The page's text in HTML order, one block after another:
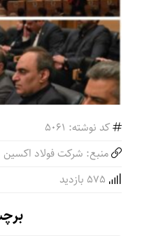
کد نوشته: 5061
منبع: شرکت فولاد اکسین